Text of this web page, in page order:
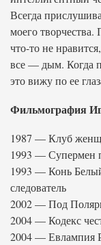
Всегда
моего
что-то не
все — дым. Когда
это вижу по ее
Фильмография
1987 — Клуб
1993 — Супермен
1993 — Конь
следователь
2002 — Под
2004 — Кодекс
2004 — Евлампия